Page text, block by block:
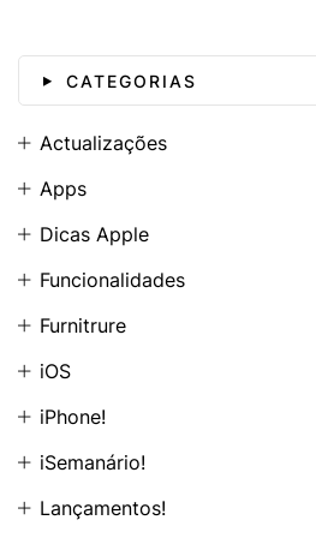
CATEGORIAS
Actualizações
Apps
Dicas Apple
Funcionalidades
Furnitrure
iOS
iPhone!
iSemanário!
Lançamentos!